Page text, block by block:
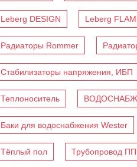
Leberg DESIGN Leberg
Радиаторы Rommer
Стабилизаторы напряжения, ИБП
Теплоноситель
Баки для водоснабжения Wester
Тёплый пол Трубопровод ПП